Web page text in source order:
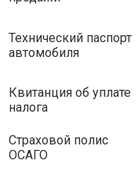
Технический паспорт
автомобиля
Квитанция об уплате
налога
Страховой полис
ОСАГО